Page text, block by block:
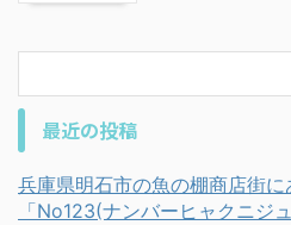
最近の投稿
兵庫県明石市の魚の棚商店街
「No123(ナンバーヒャクニ